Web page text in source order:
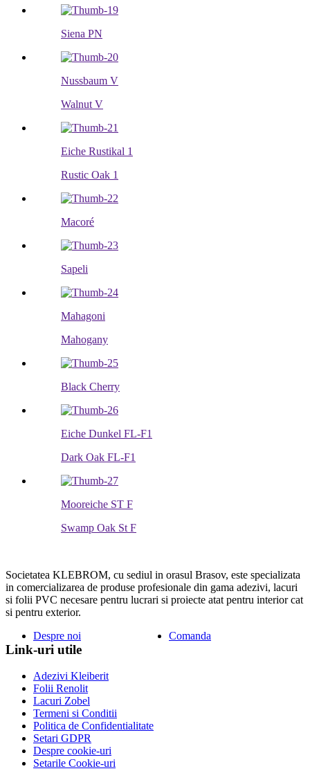
Siena PN
Nussbaum V
Walnut V
Eiche Rustikal 1
Rustic Oak 1
Macoré
Sapeli
Mahagoni
Mahogany
Black Cherry
Eiche Dunkel FL-F1
Dark Oak FL-F1
Mooreiche ST F
Swamp Oak St F
Societatea KLEBROM, cu sediul in orasul Brasov, este specializata
in comercializarea de produse profesionale din gama adezivi, lacuri
si folii PVC necesare pentru lucrari si proiecte atat pentru interior cat
si pentru exterior.
Despre noi
Comanda
Link-uri utile
Adezivi Kleiberit
Folii Renolit
Lacuri Zobel
Termeni si Conditii
Politica de Confidentialitate
Setari GDPR
Despre cookie-uri
Setarile Cookie-uri